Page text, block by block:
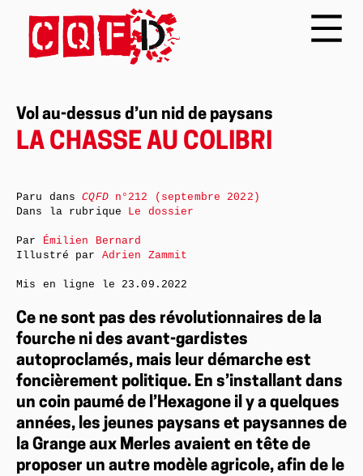
Vol au-dessus d’un nid de paysans
LA CHASSE AU COLIBRI
Ce ne sont pas des révolutionnaires de la
fourche ni des avant-gardistes
autoproclamés, mais leur démarche est
foncièrement politique. En s’installant dans
un coin paumé de l’Hexagone il y a quelques
années, les jeunes paysans et paysannes de
la Grange aux Merles avaient en tête de
proposer un autre modèle agricole, afin de le
Paru dansCQFDn°212 (septembre 2022)
Dans la rubrique Le dossier
Par Émilien Bernard
Illustré par Adrien Zammit
Mis en ligne le 23.09.2022